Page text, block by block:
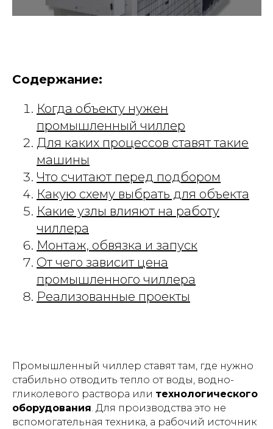
Содержание:
Когда объекту нужен
промышленный чиллер
Для каких процессов ставят такие
машины
Что считают перед подбором
Какую схему выбрать для объекта
Какие узлы влияют на работу
чиллера
Монтаж, обвязка и запуск
От чего зависит цена
промышленного чиллера
Реализованные проекты
Промышленный чиллер ставят там, где нужно
стабильно отводить тепло от воды, водно-
гликолевого раствора или технологического
оборудования . Для производства это не
вспомогательная техника, а рабочий источник